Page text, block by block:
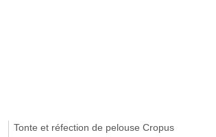
Tonte et réfection de pelouse Cropus